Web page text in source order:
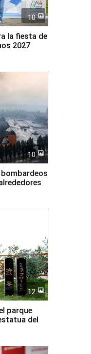
10
la fiesta de
2027
10
12
parque
del